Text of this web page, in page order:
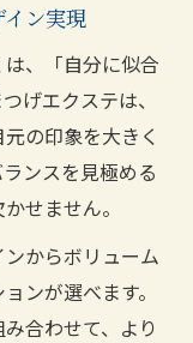
市で注目
つエク仕上げ
市のまつエク
派が選ぶポイ
つエクの魅力
ン実現
、「自分に似合
げエクステは、
の印象を大きく
ンスを見極める
せません。
からボリューム
ンが選べます。
合わせて、より